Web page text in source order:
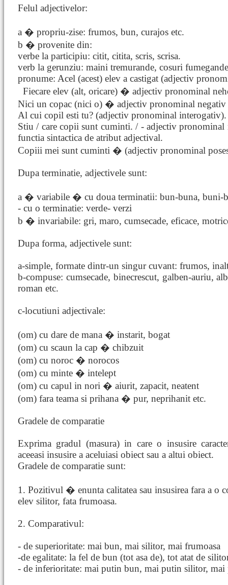
Felul adjectivelor:
a � propriu-zise: frumos, bun, curajos etc.
b � provenite din:
verbe la participiu: citit, citita, scris, scrisa.
verb la gerunziu: maini tremurande, cosuri
pronume: Acel (acest) elev a castigat (adjectiv
Fiecare elev (alt, oricare) � adjectiv pronominal
Nici un copac (nici o) � adjectiv pronominal negativ
Al cui copil esti tu? (adjectiv pronominal interogativ).
Stiu / care copii sunt cuminti. / - adjectiv pronominal
functia sintactica de atribut adjectival.
Copiii mei sunt cuminti � (adjectiv pronominal
Dupa terminatie, adjectivele sunt:
a � variabile � cu doua terminatii: bun-buna, buni-
- cu o terminatie: verde- verzi
b � invariabile: gri, maro, cumsecade, eficace,
Dupa forma, adjectivele sunt:
a-simple, formate dintr-un singur cuvant: frumos,
b-compuse: cumsecade, binecrescut, galben-auriu,
roman etc.
c-locutiuni adjectivale:
(om) cu dare de mana � instarit, bogat
(om) cu scaun la cap � chibzuit
(om) cu noroc � norocos
(om) cu minte � intelept
(om) cu capul in nori � aiurit, zapacit, neatent
(om) fara teama si prihana � pur, neprihanit etc.
Gradele de comparatie
Exprima gradul (masura) in care o insusire
aceeasi insusire a aceluiasi obiect sau a altui obiect.
Gradele de comparatie sunt:
1. Pozitivul � enunta calitatea sau insusirea fara a o
elev silitor, fata frumoasa.
2. Comparativul:
- de superioritate: mai bun, mai silitor, mai frumoasa
-de egalitate: la fel de bun (tot asa de), tot atat de
- de inferioritate: mai putin bun, mai putin silitor, mai